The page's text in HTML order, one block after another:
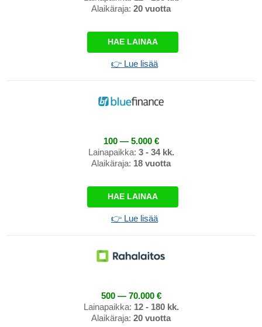
Alaikäraja: 20 vuotta
HAE LAINAA
👉 Lue lisää
100 — 5.000 €
Lainapaikka: 3 - 34 kk.
Alaikäraja: 18 vuotta
HAE LAINAA
👉 Lue lisää
500 — 70.000 €
Lainapaikka: 12 - 180 kk.
Alaikäraja: 20 vuotta